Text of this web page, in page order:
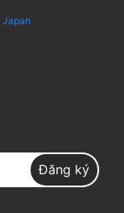
Japan
Đăng ký